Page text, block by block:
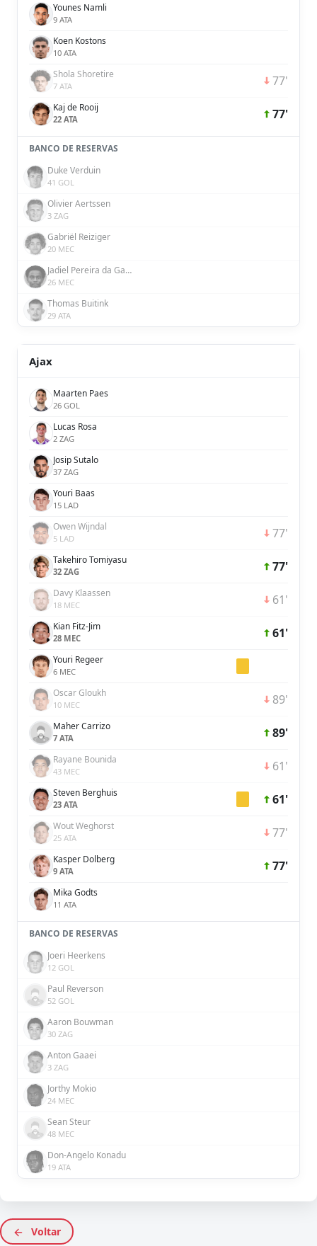
Younes Namli
9 ATA
Koen Kostons
10 ATA
Shola Shoretire
7 ATA 77'
Kaj de Rooij
22 ATA 77'
BANCO DE RESERVAS
Duke Verduin
41 GOL
Olivier Aertssen
3 ZAG
Gabriël Reiziger
20 MEC
Jadiel Pereira da Gama
26 MEC
Thomas Buitink
29 ATA
Ajax
Maarten Paes
26 GOL
Lucas Rosa
2 ZAG
Josip Sutalo
37 ZAG
Youri Baas
15 LAD
Owen Wijndal
5 LAD 77'
Takehiro Tomiyasu
32 ZAG 77'
Davy Klaassen
18 MEC 61'
Kian Fitz-Jim
28 MEC 61'
Youri Regeer
6 MEC
Oscar Gloukh
10 MEC 89'
Maher Carrizo
7 ATA 89'
Rayane Bounida
43 MEC 61'
Steven Berghuis
23 ATA 61'
Wout Weghorst
25 ATA 77'
Kasper Dolberg
9 ATA 77'
Mika Godts
11 ATA
BANCO DE RESERVAS
Joeri Heerkens
12 GOL
Paul Reverson
52 GOL
Aaron Bouwman
30 ZAG
Anton Gaaei
3 ZAG
Jorthy Mokio
24 MEC
Sean Steur
48 MEC
Don-Angelo Konadu
19 ATA
Voltar